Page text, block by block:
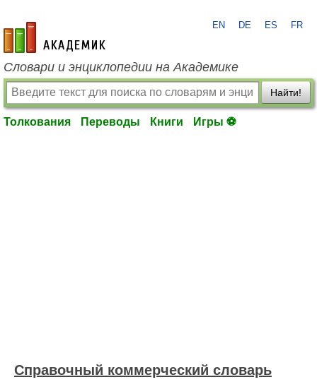
academic.ru
EN DE ES FR
Словари и энциклопедии на Академике
Найти!
Толкования Переводы Книги Игры ⚽
Справочный коммерческий словарь